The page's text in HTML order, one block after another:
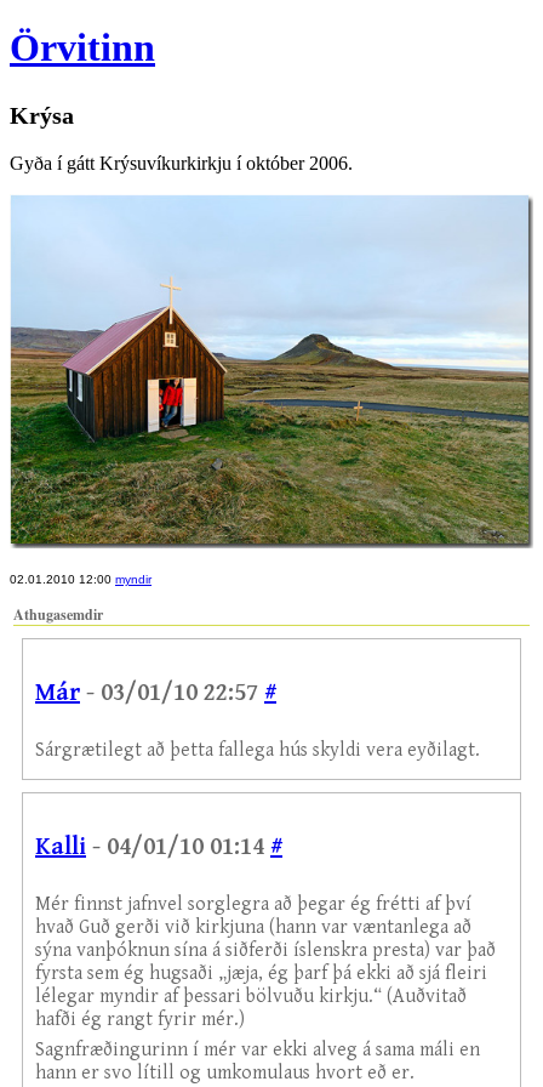
Örvitinn
Krýsa
Gyða í gátt Krýsuvíkurkirkju í október 2006.
02.01.2010 12:00 myndir
Athugasemdir
Már - 03/01/10 22:57 #
Sárgrætilegt að þetta fallega hús skyldi vera eyðilagt.
Kalli - 04/01/10 01:14 #
Mér finnst jafnvel sorglegra að þegar ég frétti af því
hvað Guð gerði við kirkjuna (hann var væntanlega að
sýna vanþóknun sína á siðferði íslenskra presta) var það
fyrsta sem ég hugsaði „jæja, ég þarf þá ekki að sjá fleiri
lélegar myndir af þessari bölvuðu kirkju.“ (Auðvitað
hafði ég rangt fyrir mér.)
Sagnfræðingurinn í mér var ekki alveg á sama máli en
hann er svo lítill og umkomulaus hvort eð er.